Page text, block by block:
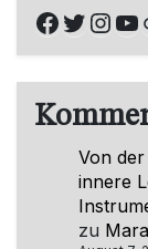
Twitter
Von
innere
zu